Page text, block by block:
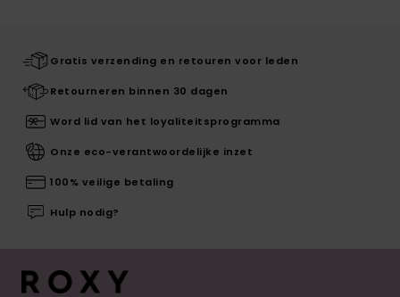
Gratis verzending en retouren voor leden
Retourneren binnen 30 dagen
Word lid van het loyaliteitsprogramma
Onze eco-verantwoordelijke inzet
100% veilige betaling
Hulp nodig?